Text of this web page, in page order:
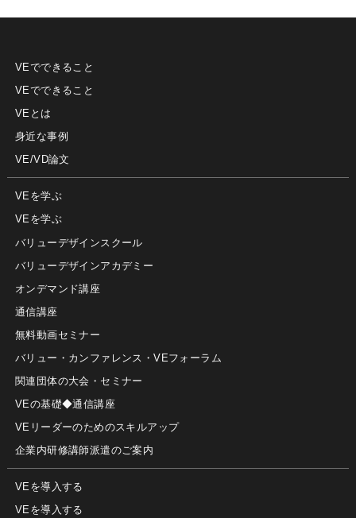
VEでできること
VEでできること
VEとは
身近な事例
VE/VD論文
VEを学ぶ
VEを学ぶ
バリューデザインスクール
バリューデザインアカデミー
オンデマンド講座
通信講座
無料動画セミナー
バリュー・カンファレンス・VEフォーラム
関連団体の大会・セミナー
VEの基礎◆通信講座
VEリーダーのためのスキルアップ
企業内研修講師派遣のご案内
VEを導入する
VEを導入する